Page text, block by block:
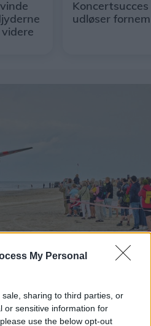
My Personal
sharing to third parties, or
or sensitive information for
use the below opt-out
udløser
landingsbane